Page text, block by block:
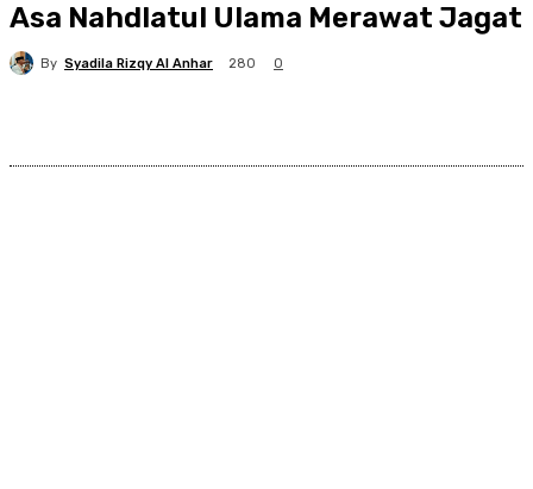
Asa Nahdlatul Ulama Merawat Jagat
By Syadila Rizqy Al Anhar 280 0